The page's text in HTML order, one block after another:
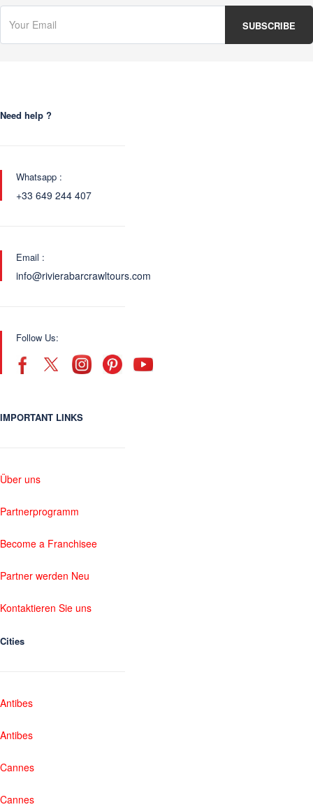
Need help ?
Whatsapp :
+33 649 244 407
Email :
info@rivierabarcrawltours.com
Follow Us:
IMPORTANT LINKS
Über uns
Partnerprogramm
Become a Franchisee
Partner werden Neu
Kontaktieren Sie uns
Cities
Antibes
Antibes
Cannes
Cannes